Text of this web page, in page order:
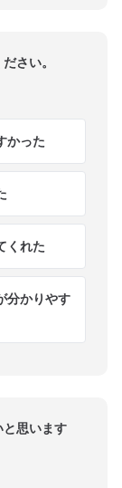
さい。
かった
くれた
分かりやす
と思います